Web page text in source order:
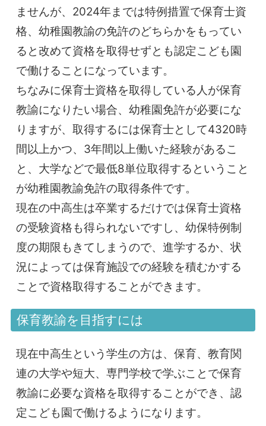
ませんが、2024年までは特例措置で保育士資
格、幼稚園教諭の免許のどちらかをもってい
ると改めて資格を取得せずとも認定こども園
で働けることになっています。
ちなみに保育士資格を取得している人が保育
教諭になりたい場合、幼稚園免許が必要にな
りますが、取得するには保育士として4320時
間以上かつ、3年間以上働いた経験があるこ
と、大学などで最低8単位取得するということ
が幼稚園教諭免許の取得条件です。
現在の中高生は卒業するだけでは保育士資格
の受験資格も得られないですし、幼保特例制
度の期限もきてしまうので、進学するか、状
況によっては保育施設での経験を積むかする
ことで資格取得することができます。
保育教諭を目指すには
現在中高生という学生の方は、保育、教育関
連の大学や短大、専門学校で学ぶことで保育
教諭に必要な資格を取得することができ、認
定こども園で働けるようになります。